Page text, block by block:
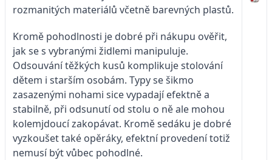
rozmanitých materiálů včetně barevných plastů.
Kromě pohodlnosti je dobré při nákupu ověřit,
jak se s vybranými židlemi manipuluje.
Odsouvání těžkých kusů komplikuje stolování
dětem i starším osobám. Typy se šikmo
zasazenými nohami sice vypadají efektně a
stabilně, při odsunutí od stolu o ně ale mohou
kolemjdoucí zakopávat. Kromě sedáku je dobré
vyzkoušet také opěráky, efektní provedení totiž
nemusí být vůbec pohodlné.